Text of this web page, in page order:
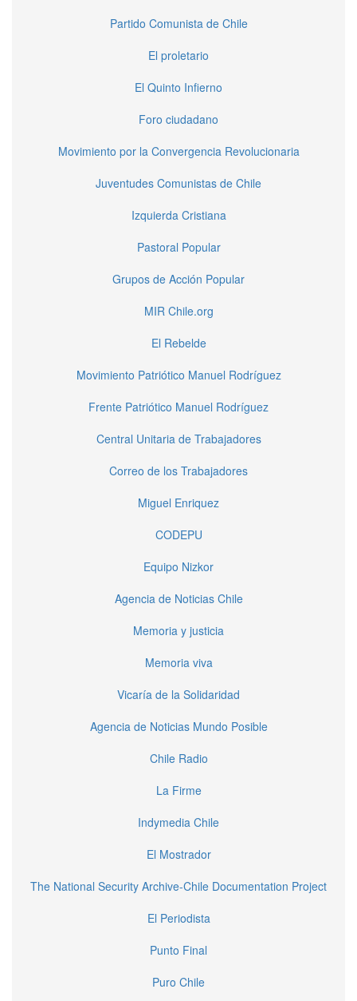
Partido Comunista de Chile
El proletario
El Quinto Infierno
Foro ciudadano
Movimiento por la Convergencia Revolucionaria
Juventudes Comunistas de Chile
Izquierda Cristiana
Pastoral Popular
Grupos de Acción Popular
MIR Chile.org
El Rebelde
Movimiento Patriótico Manuel Rodríguez
Frente Patriótico Manuel Rodríguez
Central Unitaria de Trabajadores
Correo de los Trabajadores
Miguel Enriquez
CODEPU
Equipo Nizkor
Agencia de Noticias Chile
Memoria y justicia
Memoria viva
Vicaría de la Solidaridad
Agencia de Noticias Mundo Posible
Chile Radio
La Firme
Indymedia Chile
El Mostrador
The National Security Archive-Chile Documentation Project
El Periodista
Punto Final
Puro Chile